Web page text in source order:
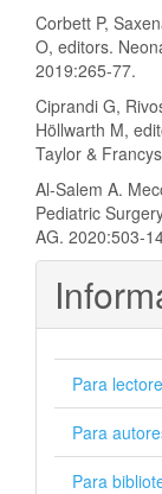
Corbett P,
O, editors.
2019:265-77.
Ciprandi G,
Höllwarth M,
Taylor &
Al-Salem A.
Pediatric
AG. 2020:503-
Para
Para
Para